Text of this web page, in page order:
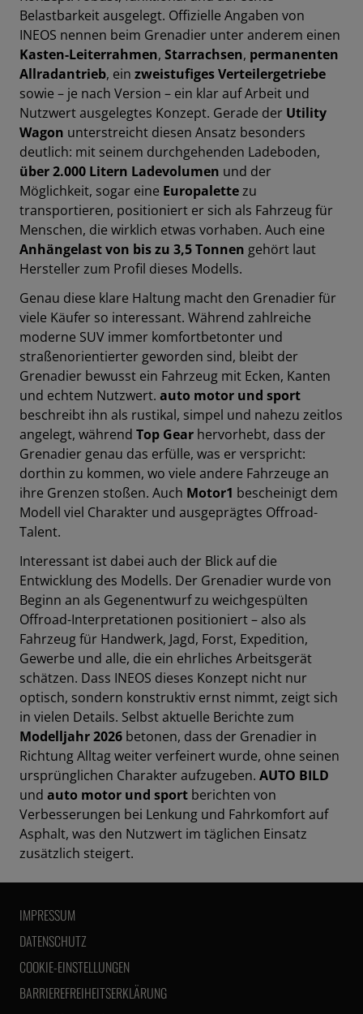
Belastbarkeit ausgelegt. Offizielle Angaben von
INEOS nennen beim Grenadier unter anderem einen
Kasten-Leiterrahmen, Starrachsen, permanenten
Allradantrieb, ein zweistufiges Verteilergetriebe
sowie – je nach Version – ein klar auf Arbeit und
Nutzwert ausgelegtes Konzept. Gerade der Utility
Wagon unterstreicht diesen Ansatz besonders
deutlich: mit seinem durchgehenden Ladeboden,
über 2.000 Litern Ladevolumen und der
Möglichkeit, sogar eine Europalettezu
transportieren, positioniert er sich als Fahrzeug für
Menschen, die wirklich etwas vorhaben. Auch eine
Anhängelast von bis zu 3,5 Tonnen gehört laut
Hersteller zum Profil dieses Modells.
Genau diese klare Haltung macht den Grenadier für
viele Käufer so interessant. Während zahlreiche
moderne SUV immer komfortbetonter und
straßenorientierter geworden sind, bleibt der
Grenadier bewusst ein Fahrzeug mit Ecken, Kanten
und echtem Nutzwert. auto motor und sport
beschreibt ihn als rustikal, simpel und nahezu zeitlos
angelegt, während Top Gear hervorhebt, dass der
Grenadier genau das erfülle, was er verspricht:
dorthin zu kommen, wo viele andere Fahrzeuge an
ihre Grenzen stoßen. Auch Motor1 bescheinigt dem
Modell viel Charakter und ausgeprägtes Offroad-
Talent.
Interessant ist dabei auch der Blick auf die
Entwicklung des Modells. Der Grenadier wurde von
Beginn an als Gegenentwurf zu weichgespülten
Offroad-Interpretationen positioniert – also als
Fahrzeug für Handwerk, Jagd, Forst, Expedition,
Gewerbe und alle, die ein ehrliches Arbeitsgerät
schätzen. Dass INEOS dieses Konzept nicht nur
optisch, sondern konstruktiv ernst nimmt, zeigt sich
in vielen Details. Selbst aktuelle Berichte zum
Modelljahr 2026 betonen, dass der Grenadier in
Richtung Alltag weiter verfeinert wurde, ohne seinen
ursprünglichen Charakter aufzugeben. AUTO BILD
und auto motor und sport berichten von
Verbesserungen bei Lenkung und Fahrkomfort auf
Asphalt, was den Nutzwert im täglichen Einsatz
zusätzlich steigert.
IMPRESSUM
DATENSCHUTZ
COOKIE-EINSTELLUNGEN
BARRIEREFREIHEITSERKLÄRUNG